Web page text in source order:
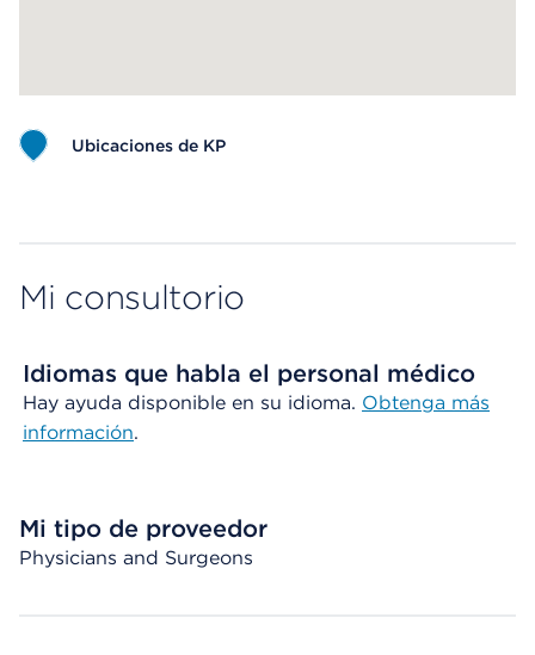
Ubicaciones de KP
Mi consultorio
Idiomas que habla el personal médico
Hay ayuda disponible en su idioma. Obtenga más
información.
Mi tipo de proveedor
Physicians and Surgeons